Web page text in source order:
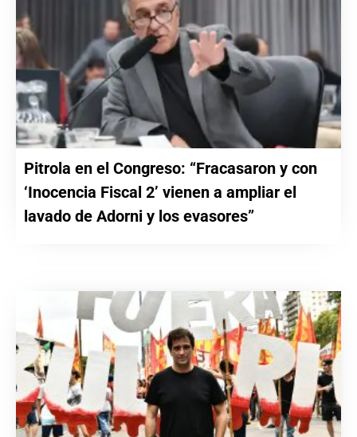
Pitrola en el Congreso: “Fracasaron y con
‘Inocencia Fiscal 2’ vienen a ampliar el
lavado de Adorni y los evasores”